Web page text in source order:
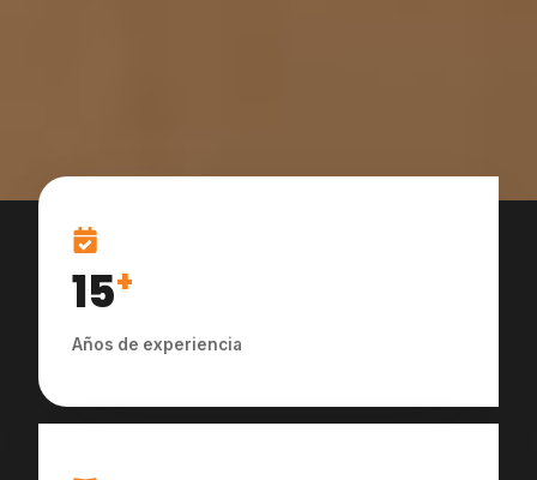
15+
Años de experiencia